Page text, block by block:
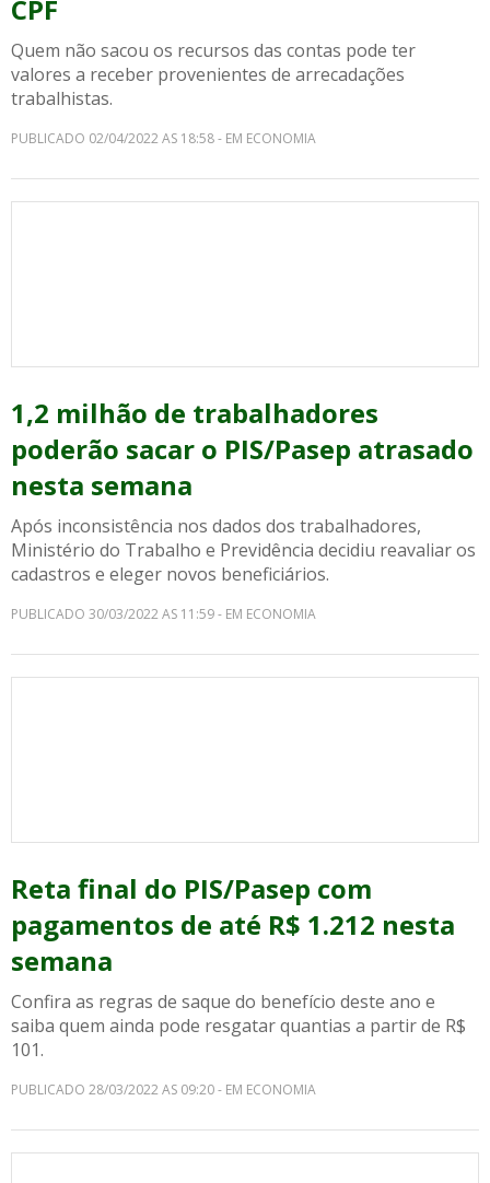
CPF
Quem não sacou os recursos das contas pode ter
valores a receber provenientes de arrecadações
trabalhistas.
PUBLICADO 02/04/2022 AS 18:58 - EM ECONOMIA
1,2 milhão de trabalhadores
poderão sacar o PIS/Pasep atrasado
nesta semana
Após inconsistência nos dados dos trabalhadores,
Ministério do Trabalho e Previdência decidiu reavaliar os
cadastros e eleger novos beneficiários.
PUBLICADO 30/03/2022 AS 11:59 - EM ECONOMIA
Reta final do PIS/Pasep com
pagamentos de até R$ 1.212 nesta
semana
Confira as regras de saque do benefício deste ano e
saiba quem ainda pode resgatar quantias a partir de R$
101.
PUBLICADO 28/03/2022 AS 09:20 - EM ECONOMIA